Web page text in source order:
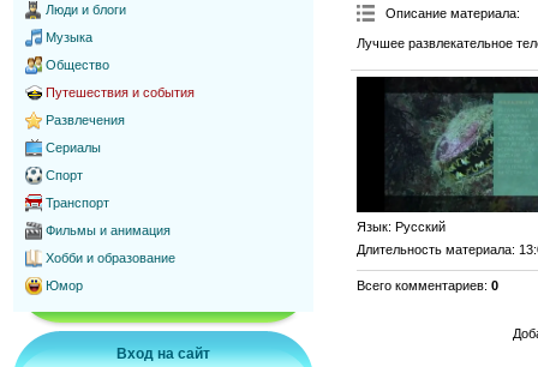
Люди и блоги
Музыка
Общество
Путешествия и события
Развлечения
Сериалы
Спорт
Транспорт
Фильмы и анимация
Хобби и образование
Юмор
Вход на сайт
Описание материала:
Лучшее развлекательное
Язык: Русский
Длительность материала:
Всего комментариев: 0